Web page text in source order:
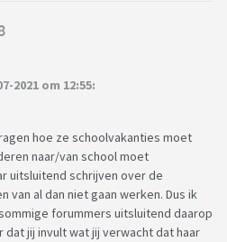
2021 om 12:55:
hoe ze schoolvakanties moet
naar/van school moet
uitsluitend schrijven over de
van al dan niet gaan werken. Dus ik
forummers uitsluitend daarop
jij invult wat jij verwacht dat haar